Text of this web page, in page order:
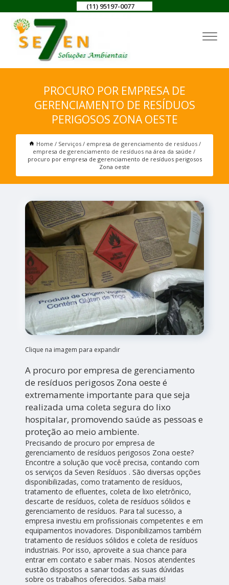
(11) 95197-0077
PROCURO POR EMPRESA DE
GERENCIAMENTO DE RESÍDUOS
PERIGOSOS ZONA OESTE
Home Serviços
empresa de gerenciamento de resíduos
empresa de gerenciamento de resíduos na área da saúde
procuro por empresa de gerenciamento de resíduos perigosos
Zona oeste
Clique na imagem para expandir
A procuro por empresa de gerenciamento
de resíduos perigosos Zona oeste é
extremamente importante para que seja
realizada uma coleta segura do lixo
hospitalar, promovendo saúde as pessoas e
proteção ao meio ambiente.
Precisando de procuro por empresa de
gerenciamento de resíduos perigosos Zona oeste?
Encontre a solução que você precisa, contando com
os serviços da Seven Resíduos . São diversas opções
disponibilizadas, como tratamento de resíduos,
tratamento de efluentes, coleta de lixo eletrônico,
descarte de resíduos, coleta de resíduos sólidos e
gerenciamento de resíduos. Para tal sucesso, a
empresa investiu em profissionais competentes e em
equipamentos inovadores. Disponibilizamos também
tratamento de resíduos sólidos e coleta de resíduos
industriais. Por isso, aproveite a sua chance para
entrar em contato e saber mais. Nosos atendentes
eustão dispostos a sanar todas as suas dúvidas
sobre os trabalhos oferecidos. Saiba mais!